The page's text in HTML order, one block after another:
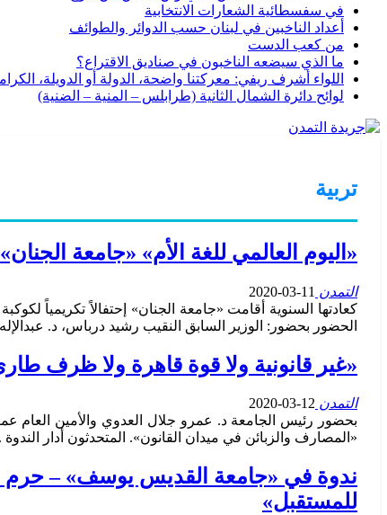
في سفسطائية الشعارات الانتخابية
أعداد الناخبين في لبنان حسب الدوائر والطوائف
من كعب الدست
ما الذي سيضعه الناخبون في صناديق الاقتراع؟
اللواء أشرف ريفي: معركتنا واضحة، الدولة أو الدويلة،
لوائح دائرة الشمال الثانية (طرابلس – المنية – الضنية)
تربية
«اليوم العالمي للغة الأم» «جامعة
التمدن 11-03-2020
كعادتها السنوية أقامت «جامعة الجنان» إحتفالاً تكريمياً
الحضور بحضور: الوزير السابق النقيب رشيد درباس، د.
«غير قانونية ولا قوة قاهرة ولا ظرف
التمدن 12-03-2020
بحضور رئيس الجامعة د. عمرو جلال العدوي والأمين العام
«المصارف والزبائن في ميدان القانون». المتحدثون أدار
ندوة في «جامعة القديس يوسف» – حرم
للمستقبل»